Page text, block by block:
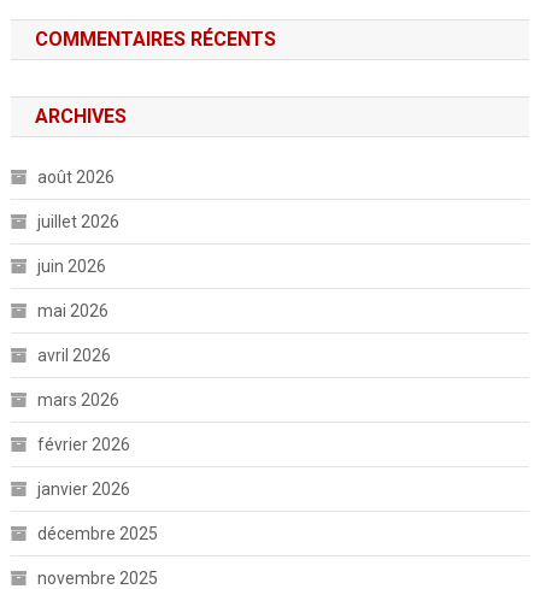
COMMENTAIRES RÉCENTS
ARCHIVES
août 2026
juillet 2026
juin 2026
mai 2026
avril 2026
mars 2026
février 2026
janvier 2026
décembre 2025
novembre 2025